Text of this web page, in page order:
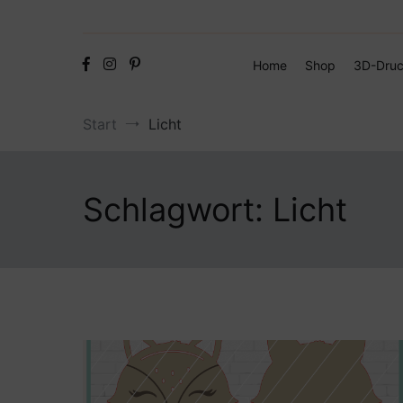
Home
Shop 3D-
Start Licht
Schlagwort: Licht